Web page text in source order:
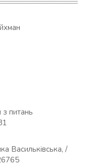
з питань
Васильківська, /